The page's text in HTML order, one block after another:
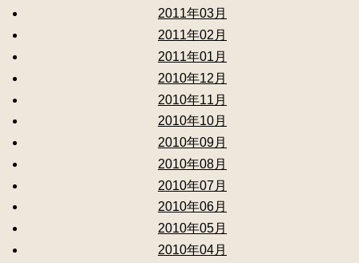
2011年03月
2011年02月
2011年01月
2010年12月
2010年11月
2010年10月
2010年09月
2010年08月
2010年07月
2010年06月
2010年05月
2010年04月